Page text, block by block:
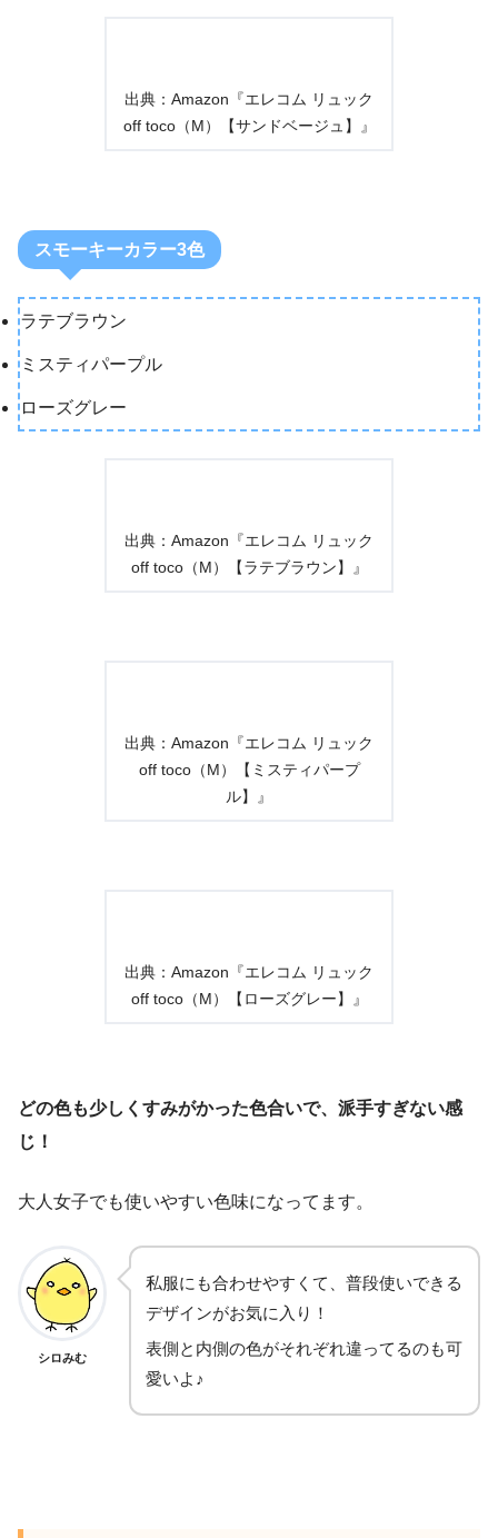
出典：Amazon『エレコム リュック
off toco（M）【サンドベージュ】』
スモーキーカラー3色
ラテブラウン
ミスティパープル
ローズグレー
出典：Amazon『エレコム リュック
off toco（M）【ラテブラウン】』
出典：Amazon『エレコム リュック
off toco（M）【ミスティパープ
ル】』
出典：Amazon『エレコム リュック
off toco（M）【ローズグレー】』
どの色も少しくすみがかった色合いで、派手すぎない感
じ！
大人女子でも使いやすい色味になってます。
シロみむ
私服にも合わせやすくて、普段使いできる
デザインがお気に入り！
表側と内側の色がそれぞれ違ってるのも可
愛いよ♪